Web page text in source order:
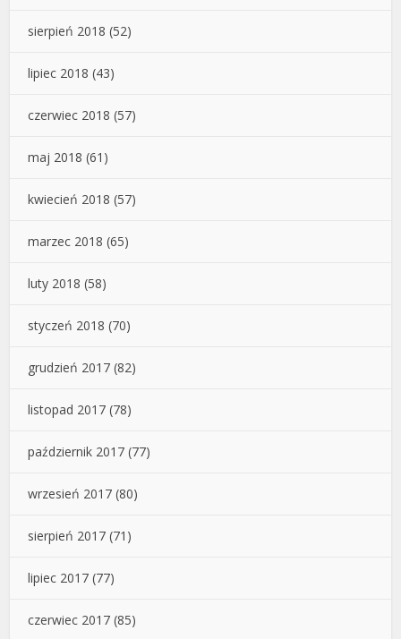
sierpień 2018 (52)
lipiec 2018 (43)
czerwiec 2018 (57)
maj 2018 (61)
kwiecień 2018 (57)
marzec 2018 (65)
luty 2018 (58)
styczeń 2018 (70)
grudzień 2017 (82)
listopad 2017 (78)
październik 2017 (77)
wrzesień 2017 (80)
sierpień 2017 (71)
lipiec 2017 (77)
czerwiec 2017 (85)